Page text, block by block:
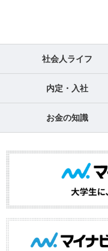
社会人ライフ
内定・入社
お金の知識